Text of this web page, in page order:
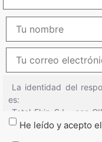
He leído y acepto el